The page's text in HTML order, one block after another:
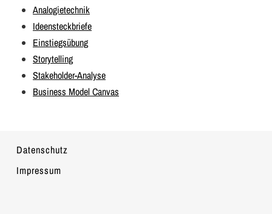
Analogietechnik
Ideensteckbriefe
Einstiegsübung
Storytelling
Stakeholder-Analyse
Business Model Canvas
Datenschutz
Impressum